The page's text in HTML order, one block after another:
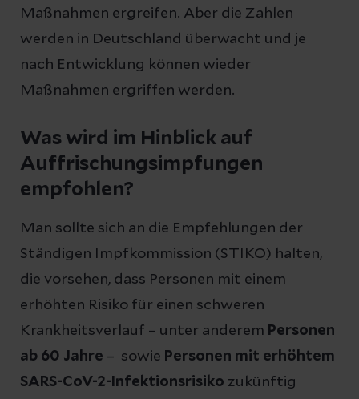
Maßnahmen ergreifen. Aber die Zahlen
werden in Deutschland überwacht und je
nach Entwicklung können wieder
Maßnahmen ergriffen werden.
Was wird im Hinblick auf
Auffrischungsimpfungen
empfohlen?
Man sollte sich an die Empfehlungen der
Ständigen Impfkommission (STIKO) halten,
die vorsehen, dass Personen mit einem
erhöhten Risiko für einen schweren
Krankheitsverlauf – unter anderem Personen
ab 60 Jahre – sowie Personen mit erhöhtem
SARS-CoV-2-Infektionsrisiko zukünftig